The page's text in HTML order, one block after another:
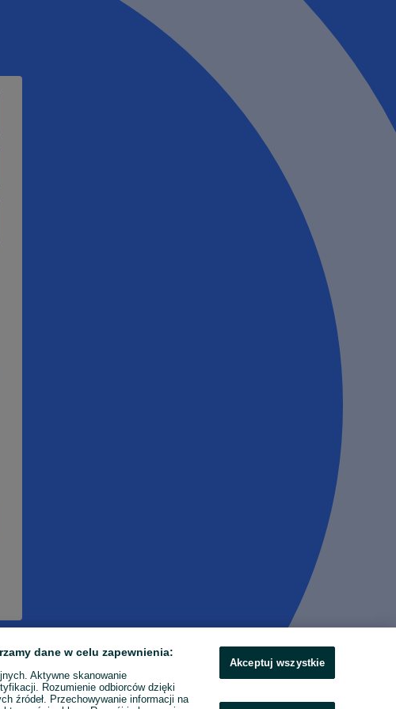
dane w celu zapewnienia:
Aktywne skanowanie
Rozumienie odbiorców dzięki
źródeł. Przechowywanie informacji na
Akceptuj wszystkie